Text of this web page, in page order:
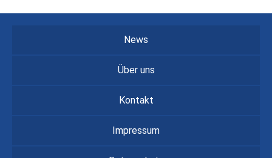
News
Über uns
Kontakt
Impressum